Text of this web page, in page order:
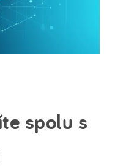
spolu s